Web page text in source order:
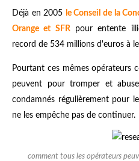
Déjà en 2005 le Conseil de la
Orange et SFRpour entente
record de 534 millions d'euros à
Pourtant ces mêmes
peuvent pour tromper et
condamnés régulièrement pour
ne les empêche pas de continuer.
comment tous les opérateurs